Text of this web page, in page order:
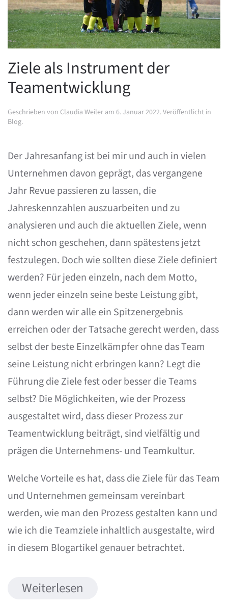
Ziele als Instrument der
Teamentwicklung
Geschrieben von Claudia Weiler am 6. Januar 2022. Veröffentlicht in
Blog.
Der Jahresanfang ist bei mir und auch in vielen
Unternehmen davon geprägt, das vergangene
Jahr Revue passieren zu lassen, die
Jahreskennzahlen auszuarbeiten und zu
analysieren und auch die aktuellen Ziele, wenn
nicht schon geschehen, dann spätestens jetzt
festzulegen. Doch wie sollten diese Ziele definiert
werden? Für jeden einzeln, nach dem Motto,
wenn jeder einzeln seine beste Leistung gibt,
dann werden wir alle ein Spitzenergebnis
erreichen oder der Tatsache gerecht werden, dass
selbst der beste Einzelkämpfer ohne das Team
seine Leistung nicht erbringen kann? Legt die
Führung die Ziele fest oder besser die Teams
selbst? Die Möglichkeiten, wie der Prozess
ausgestaltet wird, dass dieser Prozess zur
Teamentwicklung beiträgt, sind vielfältig und
prägen die Unternehmens- und Teamkultur.
Welche Vorteile es hat, dass die Ziele für das Team
und Unternehmen gemeinsam vereinbart
werden, wie man den Prozess gestalten kann und
wie ich die Teamziele inhaltlich ausgestalte, wird
in diesem Blogartikel genauer betrachtet.
Weiterlesen